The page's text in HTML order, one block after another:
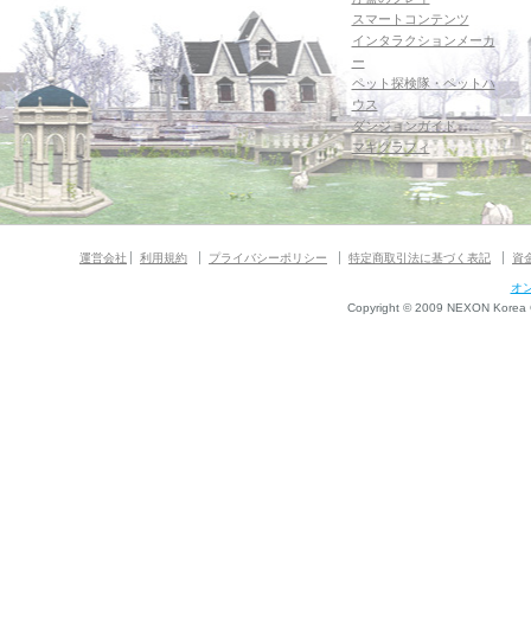
スマートコンテンツ
インタラクションメーカ
ー
ペット探検隊・ペットハ
ウス
ダンジョンガイド
マギグラフィ
運営会社 利用規約 プライバシーポリシー 特定商取引法に基づく表記 資
オ
Copyright © 2009 NEXON Korea